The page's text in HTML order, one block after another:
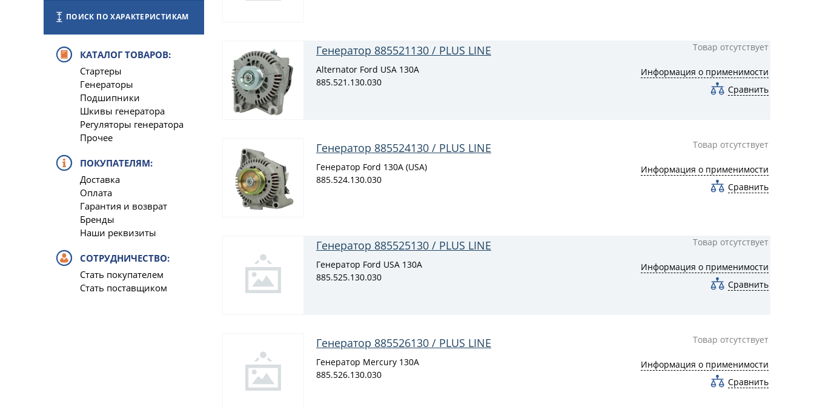
ПОИСК ПО ХАРАКТЕРИСТИКАМ
КАТАЛОГ ТОВАРОВ:
Стартеры
Генераторы
Подшипники
Шкивы генератора
Регуляторы генератора
Прочее
ПОКУПАТЕЛЯМ:
Доставка
Оплата
Гарантия и возврат
Бренды
Наши реквизиты
СОТРУДНИЧЕСТВО:
Стать покупателем
Стать поставщиком
Генератор 885521130 / PLUS LINE
Товар отсутствует
Alternator Ford USA 130A
885.521.130.030
Информация о применимости
Сравнить
Генератор 885524130 / PLUS LINE
Товар отсутствует
Генератор Ford 130A (USA)
885.524.130.030
Информация о применимости
Сравнить
Генератор 885525130 / PLUS LINE
Товар отсутствует
Генератор Ford USA 130A
885.525.130.030
Информация о применимости
Сравнить
Генератор 885526130 / PLUS LINE
Товар отсутствует
Генератор Mercury 130A
885.526.130.030
Информация о применимости
Сравнить